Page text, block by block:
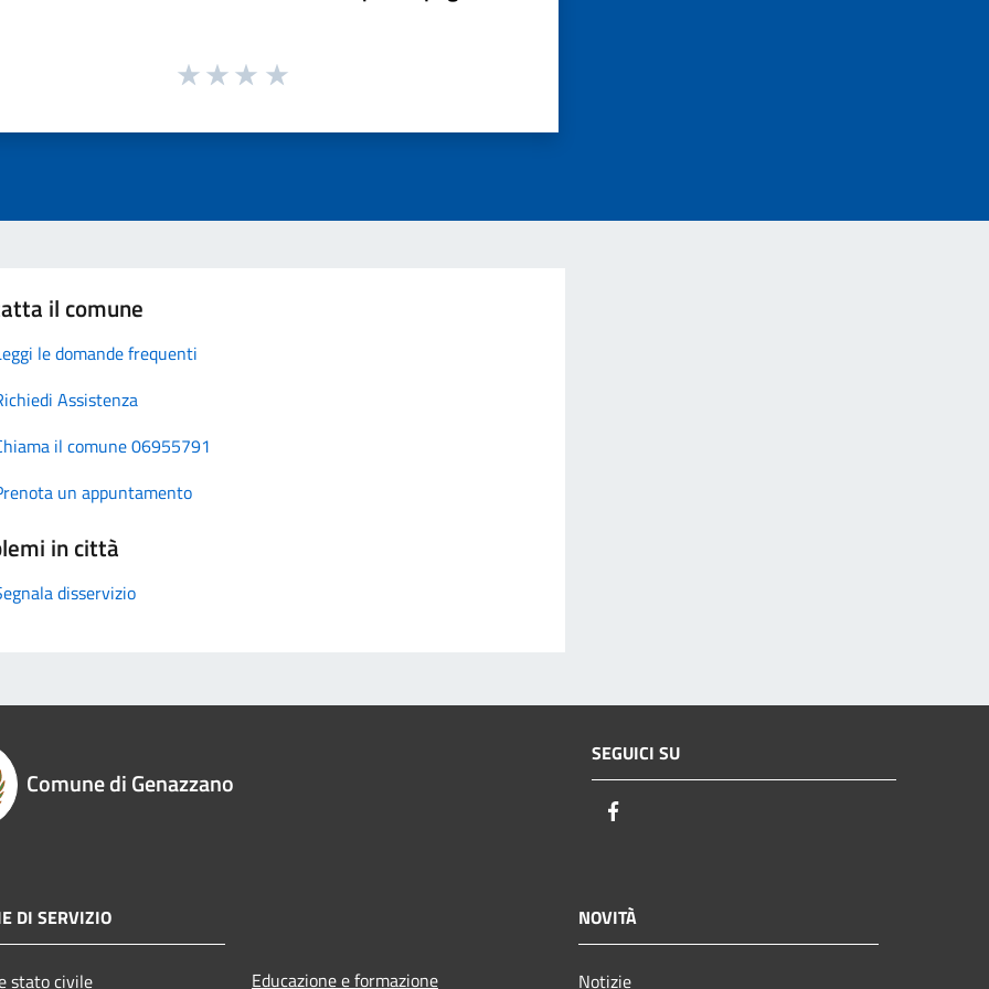
il comune
le domande frequenti
Assistenza
il comune 06955791
un appuntamento
in città
disservizio
Comune di Genazzano
SEGUICI SU
DI SERVIZIO
stato civile Educazione e formazione
NOVITÀ
Notizie